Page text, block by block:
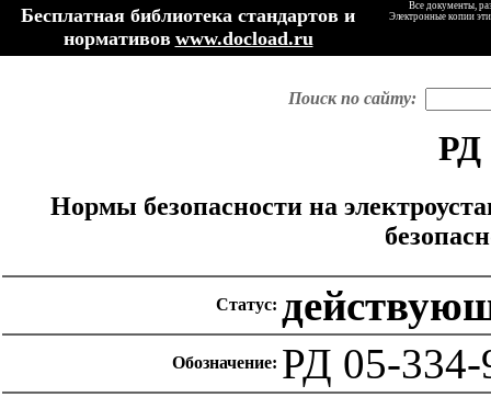
Бесплатная библиотека стандартов и
нормативов www.docload.ru
Все документы,
Электронные копии
Поиск по сайту:
РД
Нормы безопасности на
Статус:
Обозначение: РД 05-334-